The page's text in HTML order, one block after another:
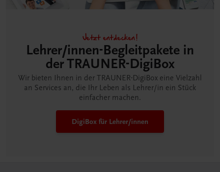
Jetzt entdecken!
Lehrer/innen-Begleitpakete in
der TRAUNER-DigiBox
Wir bieten Ihnen in der TRAUNER-DigiBox eine Vielzahl
an Services an, die Ihr Leben als Lehrer/in ein Stück
einfacher machen.
DigiBox für Lehrer/innen